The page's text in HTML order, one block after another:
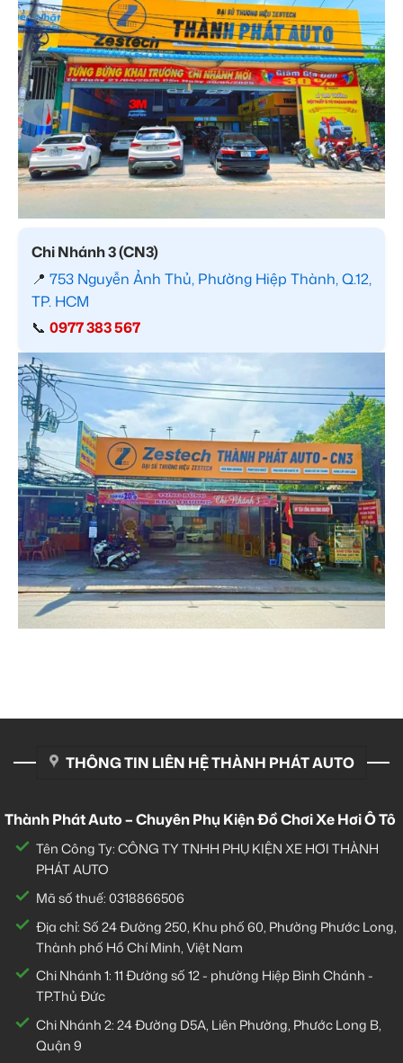
Chi Nhánh 3 (CN3)
📍 753 Nguyễn Ảnh Thủ, Phường Hiệp Thành, Q.12,
TP. HCM
📞 0977 383 567
THÔNG TIN LIÊN HỆ THÀNH PHÁT AUTO
Thành Phát Auto – Chuyên Phụ Kiện Đồ Chơi Xe Hơi Ô Tô
Tên Công Ty: CÔNG TY TNHH PHỤ KIỆN XE HƠI THÀNH
PHÁT AUTO
Mã số thuế: 0318866506
Địa chỉ: Số 24 Đường 250, Khu phố 60, Phường Phước Long,
Thành phố Hồ Chí Minh, Việt Nam
Chi Nhánh 1:11 Đường số 12 - phường Hiệp Bình Chánh -
TP.Thủ Đức
Chi Nhánh 2:24 Đường D5A, Liên Phường, Phước Long B,
Quận 9